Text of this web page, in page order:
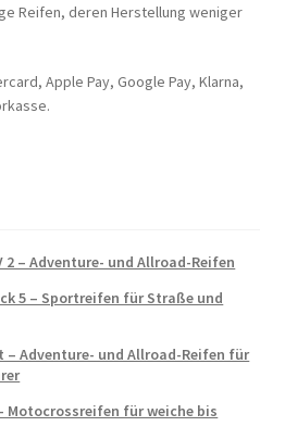
Reifen, deren Herstellung weniger
Apple Pay, Google Pay, Klarna,
2 – Adventure- und Allroad-Reifen
5 – Sportreifen für Straße und
– Adventure- und Allroad-Reifen für
Motocrossreifen für weiche bis